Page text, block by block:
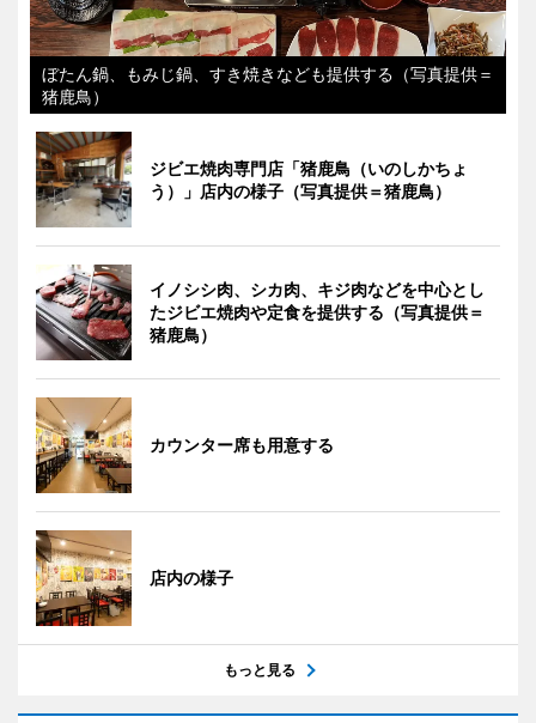
ぼたん鍋、もみじ鍋、すき焼きなども提供する（写真提供＝
猪鹿鳥）
ジビエ焼肉専門店「猪鹿鳥（いのしかちょ
う）」店内の様子（写真提供＝猪鹿鳥）
イノシシ肉、シカ肉、キジ肉などを中心とし
たジビエ焼肉や定食を提供する（写真提供＝
猪鹿鳥）
カウンター席も用意する
店内の様子
もっと見る